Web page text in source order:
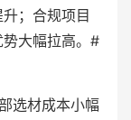
；合规项目
大幅拉高。#
选材成本小幅